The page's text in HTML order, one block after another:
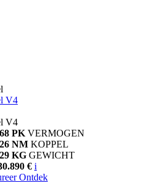
V4
V4
PK VERMOGEN
NM KOPPEL
KG GEWICHT
€ i
Ontdek